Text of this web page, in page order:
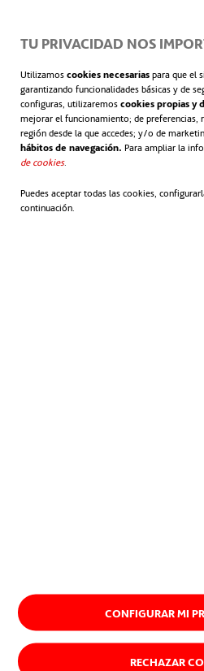
TU PRIVACIDAD NOS
Utilizamos cookies necesarias para que el
garantizando funcionalidades básicas y de
configuras, utilizaremos cookies propias y
mejorar el funcionamiento; de preferencias,
región desde la que accedes; y/o de
hábitos de navegación. Para ampliar la
de cookiesabre em uma nova guia
.
Puedes aceptar todas las cookies,
continuación.
CONFIGURAR MI
RECHAZAR
Aceito asInformações sobre
A ACCIONA é líder